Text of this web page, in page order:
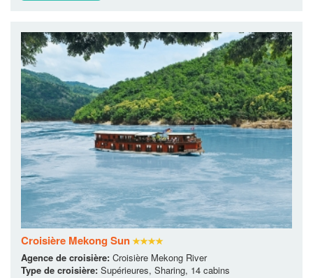
Croisière Mekong Sun
Agence de croisière: Croisière Mekong River
Type de croisière: Supérieures, Sharing, 14 cabins